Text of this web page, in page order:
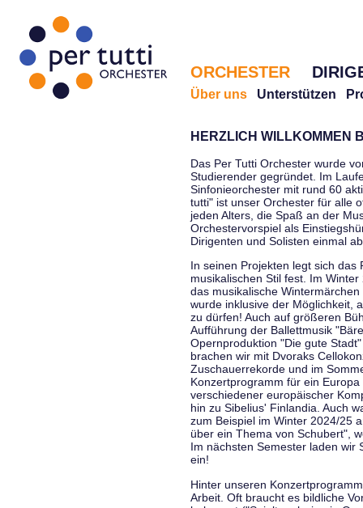
ORCHESTER
Über uns Unterstützen
HERZLICH WILLKOMMEN
Das Per Tutti Orchester wurde
Studierender gegründet. Im
Sinfonieorchester mit rund 60
tutti" ist unser Orchester für alle
jeden Alters, die Spaß an der
Orchestervorspiel als
Dirigenten und Solisten einmal
In seinen Projekten legt sich das
musikalischen Stil fest. Im
das musikalische
wurde inklusive der Möglichkeit,
zu dürfen! Auch auf größeren
Aufführung der Ballettmusik
Opernproduktion "Die gute
brachen wir mit Dvoraks
Zuschauerrekorde und im
Konzertprogramm für ein
verschiedener europäischer
hin zu Sibelius' Finlandia. Auch
zum Beispiel im Winter 2024/25
über ein Thema von Schubert",
Im nächsten Semester laden wir
ein!
Hinter unseren
Arbeit. Oft braucht es bildliche